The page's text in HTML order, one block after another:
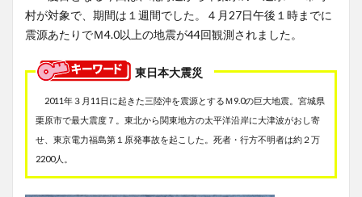
村が対象で、期間は１週間でした。４月27日午後１時までに
震源あたりでＭ4.0以上の地震が44回観測されました。
東日本大震災
2011年３月11日に起きた三陸沖を震源とするＭ9.0の巨大地震。宮城県
栗原市で最大震度７。東北から関東地方の太平洋沿岸に大津波がおし寄
せ、東京電力福島第１原発事故を起こした。死者・行方不明者は約２万
2200人。